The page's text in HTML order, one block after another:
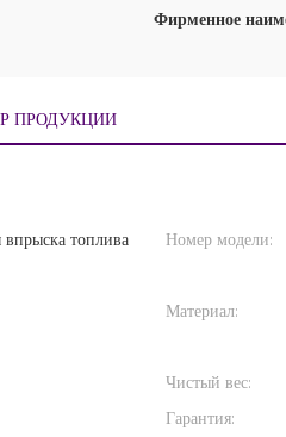
ПРОДУКЦИИ
впрыска топлива Номер модели:
Материал:
Чистый вес:
Гарантия: